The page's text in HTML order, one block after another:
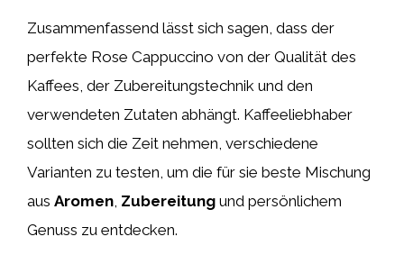
Zusammenfassend lässt sich sagen, dass der
perfekte Rose Cappuccino von der Qualität des
Kaffees, der Zubereitungstechnik und den
verwendeten Zutaten abhängt. Kaffeeliebhaber
sollten sich die Zeit nehmen, verschiedene
Varianten zu testen, um die für sie beste Mischung
aus Aromen, Zubereitung und persönlichem
Genuss zu entdecken.